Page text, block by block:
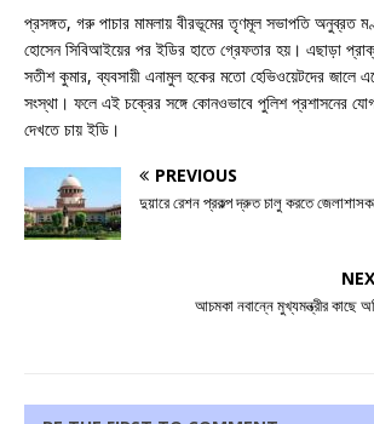
প্রসঙ্গত, গরু পাচার মামলায় বীরভূমের তৃণমূল সভাপতি অনুব্রত
হোসেন সিবিআইয়ের পর ইডির হাতে গ্রেফতার হয়। এছাড়া
সতীশ কুমার, ব্যবসায়ী এনামুল হকের মতো হেভিওয়েটদের জালে
সংস্থা। ফলে এই চক্রের সঙ্গে কোনওভাবে পুলিশ প্রশাসনের
দেখতে চায় ইডি।
PREVIOUS
দুয়ারে রেশন প্রকল্প দ্রুত চালু করতে
আচমকা নবান্নে মুখ্যমন্ত্রীর কাছে